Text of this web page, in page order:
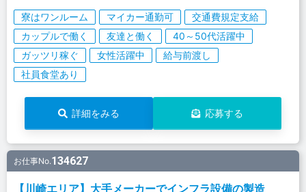
寮はワンルーム マイカー通勤可
交通費規定支給
カップルで働く
友達と働く
40～50代活躍中
ガッツリ稼ぐ
女性活躍中
給与前渡し
社員食堂あり
詳細をみる 応募する
お仕事No.134627
【川崎エリア】大手メーカーでインフラ設備の製造